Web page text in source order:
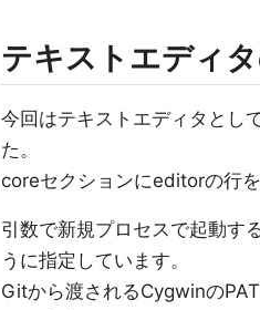
テキストエディ
今回はテキストエディタとし
た。
coreセクションにeditorの行を
引数で新規プロセスで起動す
うに指定しています。
Gitから渡されるCygwinの